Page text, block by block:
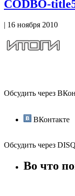
CODBO-
| 16 ноября 2010
Обсудить через
ВКонтакте
Обсудить через
Во что